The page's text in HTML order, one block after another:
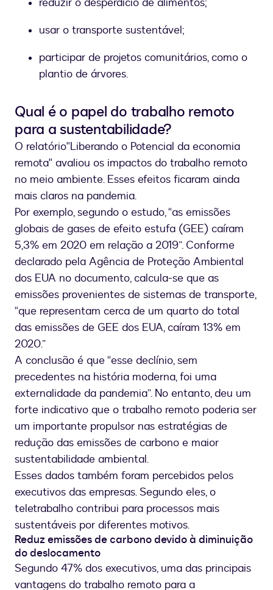
usar o transporte sustentável;
participar de projetos comunitários, como o
plantio de árvores.
Qual é o papel do trabalho remoto
para a sustentabilidade?
O relatório"Liberando o Potencial da economia
remota" avaliou os impactos do trabalho remoto
no meio ambiente. Esses efeitos ficaram ainda
mais claros na pandemia.
Por exemplo, segundo o estudo, “as emissões
globais de gases de efeito estufa (GEE) caíram
5,3% em 2020 em relação a 2019”. Conforme
declarado pela Agência de Proteção Ambiental
dos EUA no documento, calcula-se que as
emissões provenientes de sistemas de transporte,
“que representam cerca de um quarto do total
das emissões de GEE dos EUA, caíram 13% em
2020.”
A conclusão é que “esse declínio, sem
precedentes na história moderna, foi uma
externalidade da pandemia”. No entanto, deu um
forte indicativo que o trabalho remoto poderia ser
um importante propulsor nas estratégias de
redução das emissões de carbono e maior
sustentabilidade ambiental.
Esses dados também foram percebidos pelos
executivos das empresas. Segundo eles, o
teletrabalho contribui para processos mais
sustentáveis por diferentes motivos.
Reduz emissões de carbono devido à diminuição
do deslocamento
Segundo 47% dos executivos, uma das principais
vantagens do trabalho remoto para a